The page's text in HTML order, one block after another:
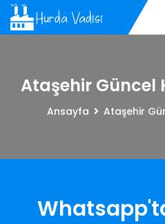
Ataşehir Güncel
Ansayfa Ataşehir